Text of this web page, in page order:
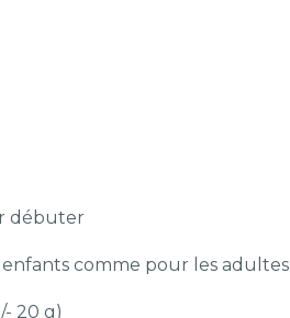
débuter
comme pour les adultes
20 g)